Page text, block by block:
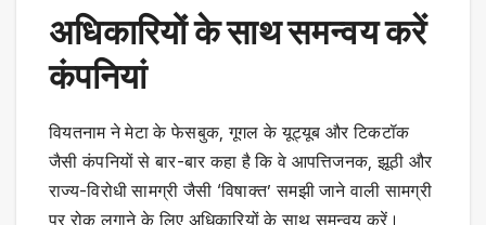
अधिकारियों के साथ समन्वय करें
कंपनियां
वियतनाम ने मेटा के फेसबुक, गूगल के यूट्यूब और टिकटॉक
जैसी कंपनियों से बार-बार कहा है कि वे आपत्तिजनक, झूठी और
राज्य-विरोधी सामग्री जैसी ‘विषाक्त’ समझी जाने वाली सामग्री
पर रोक लगाने के लिए अधिकारियों के साथ समन्वय करें।